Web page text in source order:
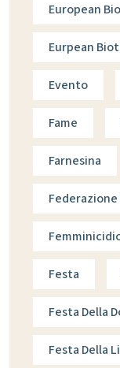
European
Eurpean
Evento
Fame
Farnesina
Festa
Festa Della
Festa Della